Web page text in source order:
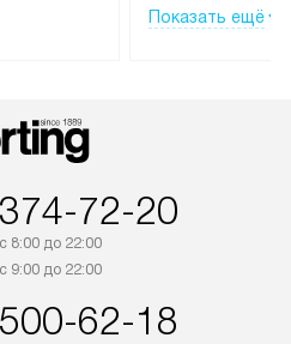
эксплуатации
Показать ещё
72-20
8:00 до 22:00
9:00 до 22:00
62-18